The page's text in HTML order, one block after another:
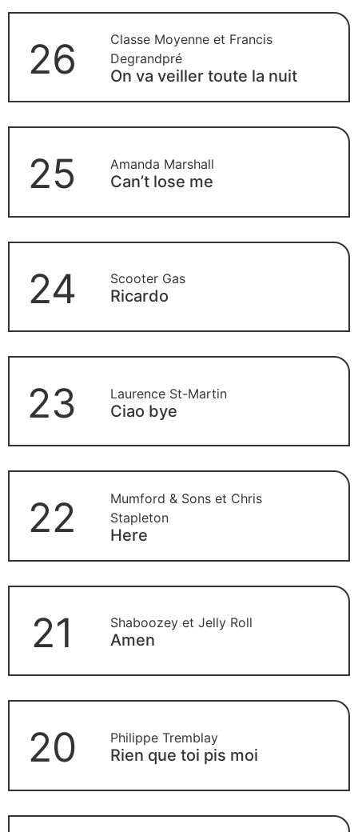
26
Classe Moyenne et Francis
Degrandpré
On va veiller toute la nuit
25 Amanda Marshall
Can’t lose me
24 Scooter Gas
Ricardo
23 Laurence St-Martin
Ciao bye
22
Mumford & Sons et Chris
Stapleton
Here
21 Shaboozey et Jelly Roll
Amen
20 Philippe Tremblay
Rien que toi pis moi